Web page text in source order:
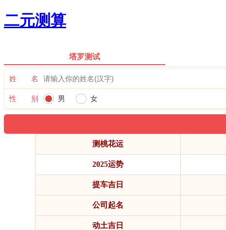
二元测算
塔罗测试
姓 名
性 别 男 女
测桃花运
2025运势
提车吉日
公司起名
动土吉日